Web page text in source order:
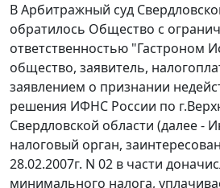
В Арбитражный суд
обратилось Общество с
ответственностью "Гастроном
общество, заявитель,
заявлением о признании
решения ИФНС России по
Свердловской области (далее -
налоговый орган,
28.02.2007г. N 02 в части
минимального налога,